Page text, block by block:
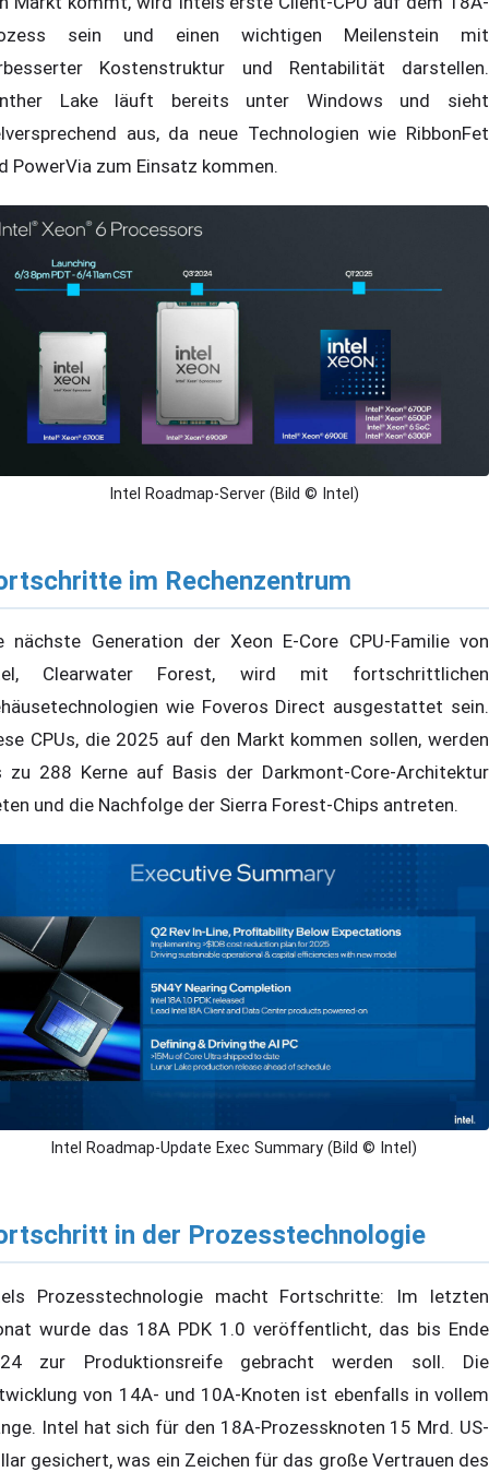
sein und einen wichtigen Meilenstein mit
Kostenstruktur und Rentabilität darstellen.
Lake läuft bereits unter Windows und sieht
aus, da neue Technologien wie RibbonFet
PowerVia zum Einsatz kommen.
Intel Roadmap-Server (Bild © Intel)
im Rechenzentrum
nächste Generation der Xeon E-Core CPU-Familie von
Clearwater Forest, wird mit fortschrittlichen
wie Foveros Direct ausgestattet sein.
CPUs, die 2025 auf den Markt kommen sollen, werden
zu 288 Kerne auf Basis der Darkmont-Core-Architektur
und die Nachfolge der Sierra Forest-Chips antreten.
Intel Roadmap-Update Exec Summary (Bild © Intel)
in der Prozesstechnologie
Prozesstechnologie macht Fortschritte: Im letzten
wurde das 18A PDK 1.0 veröffentlicht, das bis Ende
zur Produktionsreife gebracht werden soll. Die
von 14A- und 10A-Knoten ist ebenfalls in vollem
Intel hat sich für den 18A-Prozessknoten 15 Mrd. US-
gesichert, was ein Zeichen für das große Vertrauen des